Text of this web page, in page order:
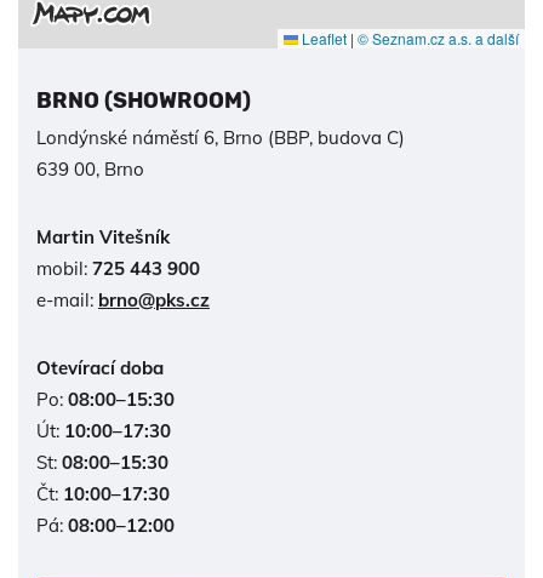
Leaflet | © Seznam.cz a.s. a další
BRNO (SHOWROOM)
Londýnské náměstí 6, Brno (BBP, budova C)
639 00, Brno
Martin Vitešník
mobil: 725 443 900
e-mail: brno@pks.cz
Otevírací doba
Po: 08:00–15:30
Út: 10:00–17:30
St: 08:00–15:30
Čt: 10:00–17:30
Pá: 08:00–12:00